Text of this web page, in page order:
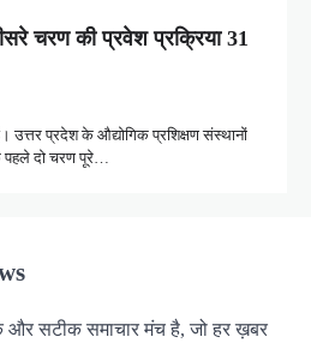
चरण की प्रवेश प्रक्रिया 31
प्रदेश के औद्योगिक प्रशिक्षण संस्थानों
पहले दो चरण पूरे…
और सटीक समाचार मंच है, जो हर ख़बर